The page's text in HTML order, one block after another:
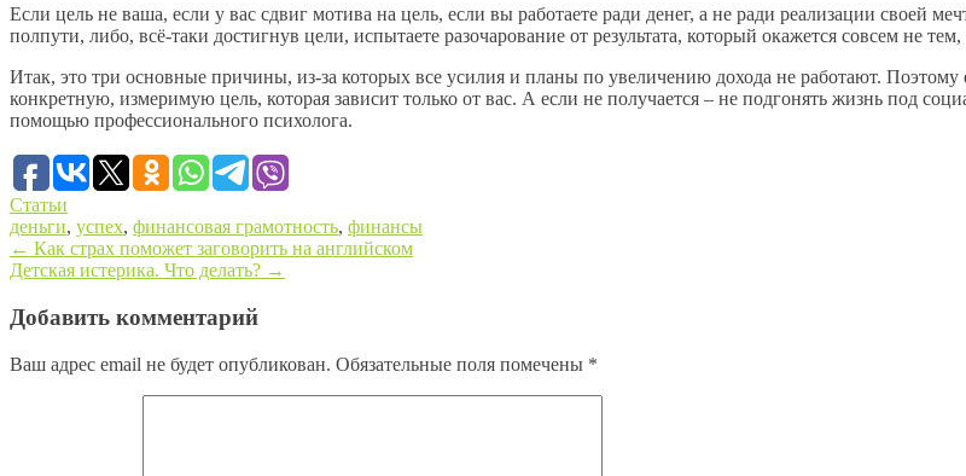
Если цель не ваша, если у вас сдвиг мотива на цель, если вы работаете ради денег, а не ради реализации своей
полпути, либо, всё-таки достигнув цели, испытаете разочарование от результата, который окажется совсем не
Итак, это три основные причины, из-за которых все усилия и планы по увеличению дохода не работают.
конкретную, измеримую цель, которая зависит только от вас. А если не получается – не подгонять жизнь под
помощью профессионального психолога.
Статьи
деньги, успех, финансовая грамотность, финансы
Post navigation
← Как страх поможет заговорить на английском
Детская истерика. Что делать? →
Добавить комментарий
Ваш адрес email не будет опубликован. Обязательные поля помечены *